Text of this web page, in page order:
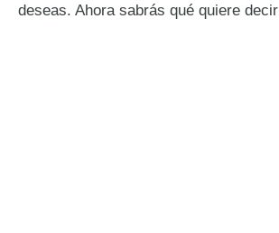
deseas. Ahora sabrás qué quiere decir